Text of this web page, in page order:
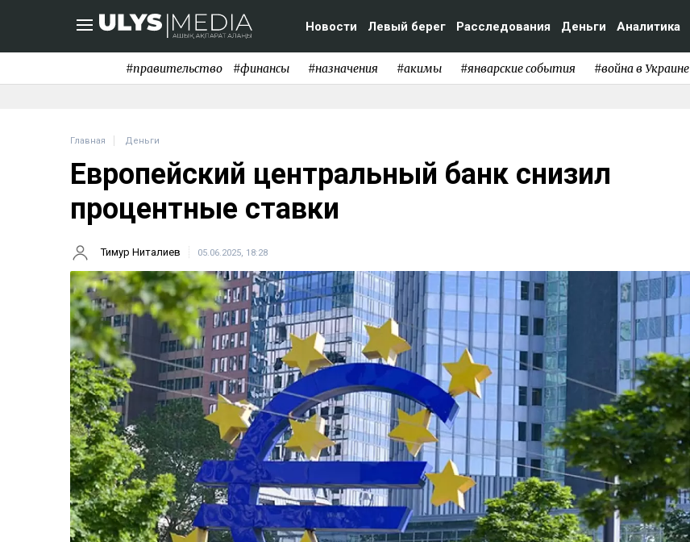
Новости Левый берег Расследования Деньги Аналитика
#правительство #финансы #назначения #акимы #январские события #война в Украине
Главная Деньги
Европейский центральный банк снизил
процентные ставки
Тимур Ниталиев 05.06.2025, 18:28